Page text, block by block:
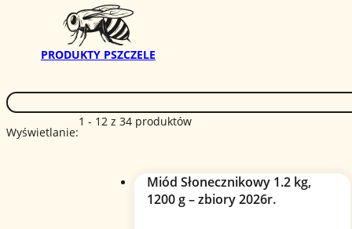
PRODUKTY PSZCZELE
Wyświetlanie:
1 - 12 z 34 produktów
Miód Słonecznikowy 1.2 kg,
1200 g – zbiory 2026r.